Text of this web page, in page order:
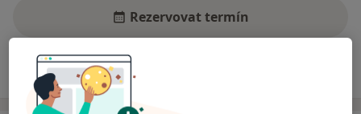
Rezervovat termín
Ceník Adresy